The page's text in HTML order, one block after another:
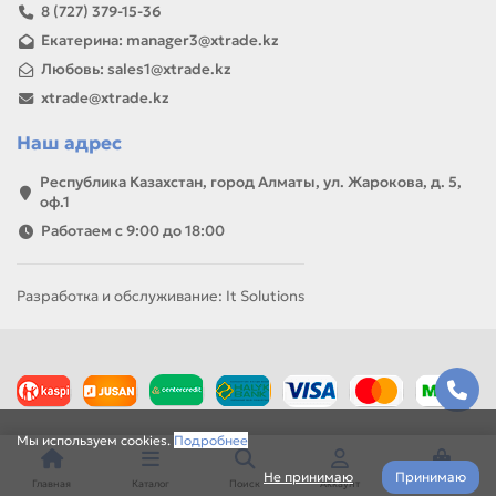
Мы используем cookies. Подробнее
Не принимаю Принимаю
8 (727) 379-15-36
Екатерина: manager3@xtrade.kz
Любовь: sales1@xtrade.kz
xtrade@xtrade.kz
Наш адрес
Республика Казахстан, город Алматы, ул. Жарокова, д. 5,
оф.1
Работаем с 9:00 до 18:00
Разработка и обслуживание: It Solutions
Главная Каталог Поиск Аккаунт Корзина